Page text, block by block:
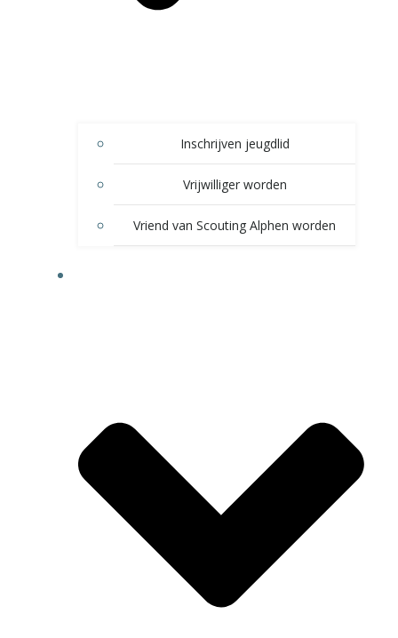
Inschrijven jeugdlid
Vrijwilliger worden
Vriend van Scouting Alphen worden